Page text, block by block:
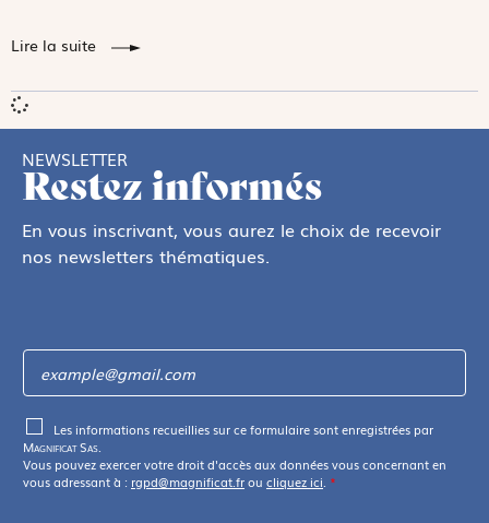
Lire la suite
NEWSLETTER
Restez informés
En vous inscrivant, vous aurez le choix de recevoir
nos newsletters thématiques.
Les informations recueillies sur ce formulaire sont enregistrées par
Magnificat Sas
Vous pouvez exercer votre droit d'accès aux données vous concernant en
vous adressant à : rgpd@magnificat.frou cliquez ici *